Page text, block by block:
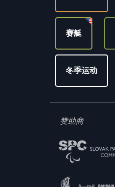
赛艇
冬季运动
赞助商